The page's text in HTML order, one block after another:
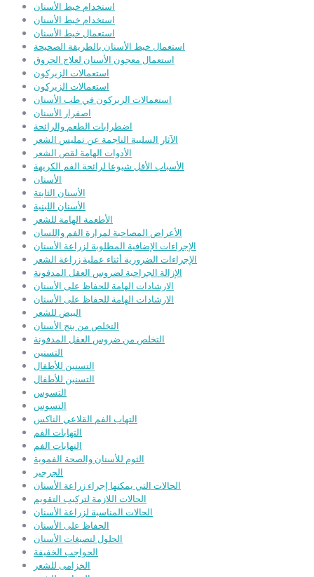
استخدام خيط الأسنان
استخدام خيط الأسنان
استعمال خيط الأسنان
استعمال خيط الأسنان بالطريقة الصحيحة
استعمال معجون الأسنان لعلاج الحروق
استعمالات الزيركون
استعمالات الزيركون
استعمالات الزيركون في طب الأسنان
اصفرار الأسنان
اضطرابات الطعم والرائحة
الآثار السلبية الناجمة عن تمليس الشعر
الأدوات الهامة لقص الشعر
الأسباب الأقل شيوعا لرائحة الفم الكريهة
الأسنان
الأسنان الثابتة
الأسنان اللبنية
الأطعمة الهامة للشعر
الأعراض المصاحبة لمرارة الفم واللسان
الإجراءات الإضافية المطلوبة لزراعة الأسنان
الإجراءات الضرورية أثناء عملية زراعة الشعر
الإزالة الجراحية لضروس العقل المدفونة
الارشادات الهامة للحفاظ على الأسنان
الارشادات الهامة للحفاظ على الأسنان
البيض للشعر
التخلص من بنج الأسنان
التخلص من ضروس العقل المدفونة
التسنين
التسنين للأطفال
التسنين للأطفال
التسوس
التسوس
التهاب الفم القلاعي الناكس
التهابات الفم
التهابات الفم
الثوم للأسنان والصحة الفموية
الجرجير
الحالات التي يمكنها إجراء زراعة الأسنان
الحالات اللازمة لتركيب التقويم
الحالات المناسبة لزراعة الأسنان
الحفاظ على الأسنان
الحلول لتصبغات الأسنان
الحواجب الخفيفة
الخزامى للشعر